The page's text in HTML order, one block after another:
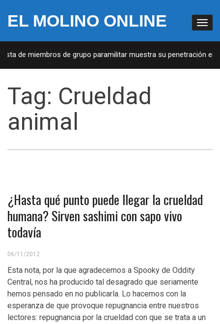
EL MOLINO ONLINE
de miembros de grupo paramilitar muestra su penetración en
Tag: Crueldad
animal
¿Hasta qué punto puede llegar la crueldad
humana? Sirven sashimi con sapo vivo
todavía
06/11/2012
Esta nota, por la que agradecemos a Spooky de Oddity
Central, nos ha producido tal desagrado que seriamente
hemos pensado en no publicarla. Lo hacemos con la
esperanza de que provoque repugnancia entre nuestros
lectores: repugnancia por la crueldad con que se trata a un